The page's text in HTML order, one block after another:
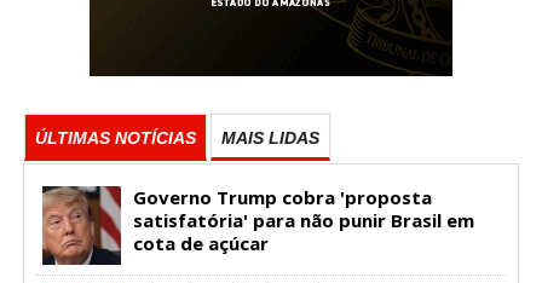
ÚLTIMAS NOTÍCIAS MAIS LIDAS
Governo Trump cobra 'proposta
satisfatória' para não punir Brasil em
cota de açúcar